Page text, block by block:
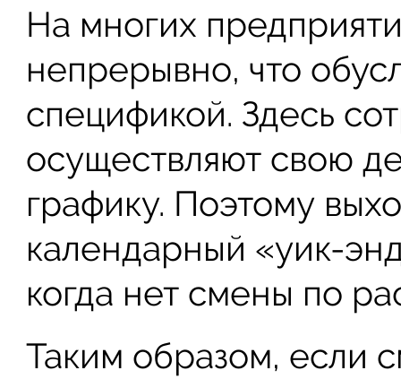
На многих
непрерывно, что
спецификой. Здесь
осуществляют свою
графику. Поэтому
календарный «уик-
когда нет смены по
Таким образом, если